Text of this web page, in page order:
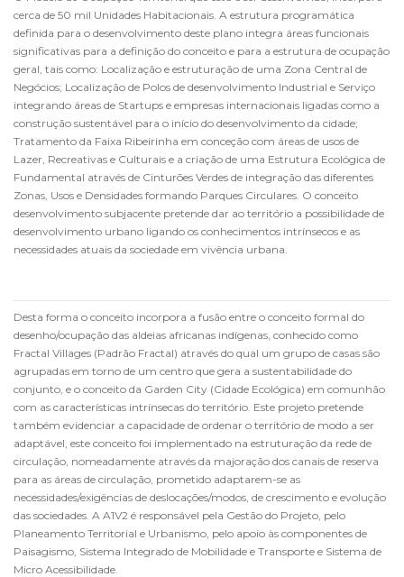
cerca de 50 mil Unidades Habitacionais. A estrutura programática
definida para o desenvolvimento deste plano integra áreas funcionais
significativas para a definição do conceito e para a estrutura de ocupação
geral, tais como: Localização e estruturação de uma Zona Central de
Negócios; Localização de Polos de desenvolvimento Industrial e Serviço
integrando áreas de Startups e empresas internacionais ligadas como a
construção sustentável para o início do desenvolvimento da cidade;
Tratamento da Faixa Ribeirinha em conceção com áreas de usos de
Lazer, Recreativas e Culturais e a criação de uma Estrutura Ecológica de
Fundamental através de Cinturões Verdes de integração das diferentes
Zonas, Usos e Densidades formando Parques Circulares. O conceito
desenvolvimento subjacente pretende dar ao território a possibilidade de
desenvolvimento urbano ligando os conhecimentos intrínsecos e as
necessidades atuais da sociedade em vivência urbana.
Desta forma o conceito incorpora a fusão entre o conceito formal do
desenho/ocupação das aldeias africanas indígenas, conhecido como
Fractal Villages (Padrão Fractal) através do qual um grupo de casas são
agrupadas em torno de um centro que gera a sustentabilidade do
conjunto, e o conceito da Garden City (Cidade Ecológica) em comunhão
com as características intrínsecas do território. Este projeto pretende
também evidenciar a capacidade de ordenar o território de modo a ser
adaptável, este conceito foi implementado na estruturação da rede de
circulação, nomeadamente através da majoração dos canais de reserva
para as áreas de circulação, prometido adaptarem-se as
necessidades/exigências de deslocações/modos, de crescimento e evolução
das sociedades. A A1V2 é responsável pela Gestão do Projeto, pelo
Planeamento Territorial e Urbanismo, pelo apoio às componentes de
Paisagismo, Sistema Integrado de Mobilidade e Transporte e Sistema de
Micro Acessibilidade.